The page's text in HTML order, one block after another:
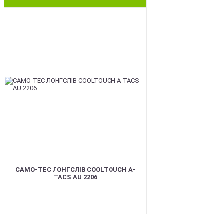
CAMO-TEC ЛОНГСЛІВ COOLTOUCH A-
TACS AU 2206